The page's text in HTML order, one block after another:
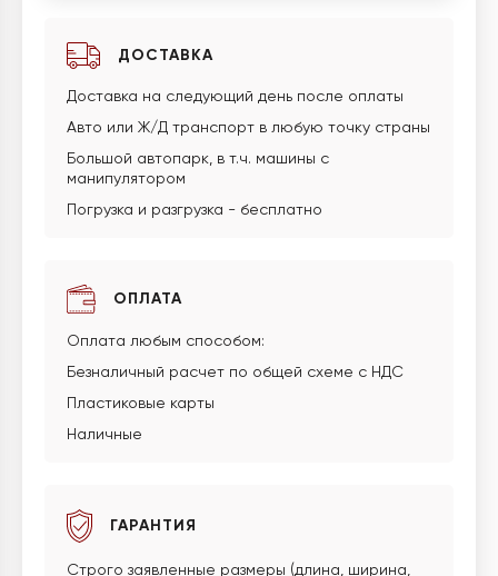
ДОСТАВКА
Доставка на следующий день после оплаты
Авто или Ж/Д транспорт в любую точку страны
Большой автопарк, в т.ч. машины с
манипулятором
Погрузка и разгрузка - бесплатно
ОПЛАТА
Оплата любым способом:
Безналичный расчет по общей схеме с НДС
Пластиковые карты
Наличные
ГАРАНТИЯ
Строго заявленные размеры (длина, ширина,